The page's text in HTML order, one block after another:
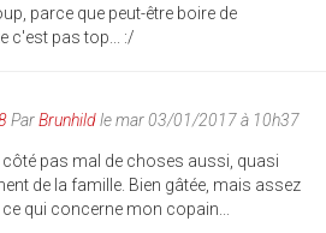
parce que peut-être boire de
c'est pas top... :/
ParBrunhildle mar 03/01/2017 à 10h37
côté pas mal de choses aussi, quasi
de la famille. Bien gâtée, mais assez
qui concerne mon copain...